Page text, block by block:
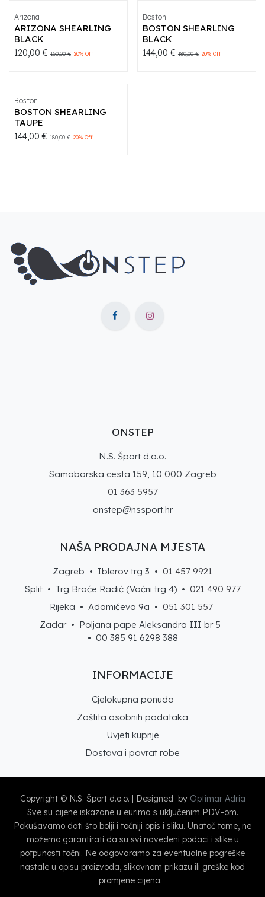
Arizona
ARIZONA SHEARLING
BLACK
120,00 € 150,00€ 20% Off
Boston
BOSTON SHEARLING
BLACK
144,00 € 180,00€ 20% Off
Boston
BOSTON SHEARLING
TAUPE
144,00 € 180,00€ 20% Off
ONSTEP
N.S. Šport d.o.o.
Samoborska cesta 159, 10 000 Zagreb
01 363 5957
onstep@nssport.hr
INFORMACIJE
Cjelokupna ponuda
Zaštita osobnih podataka
Uvjeti kupnje
Dostava i povrat robe
NAŠA PRODAJNA MJESTA
Zagreb • Iblerov trg 3 • 01 457 9921
Split • Trg Braće Radić (Voćni trg 4) • 021 490 977
Rijeka • Adamićeva 9a • 051 301 557
Zadar • Poljana pape Aleksandra III br 5
• 00 385 91 6298 388
Copyright © N.S. Šport d.o.o. | Designed by Optimar Adria
Sve su cijene iskazane u eurima s uključenim PDV-om.
Pokušavamo dati što bolji i točniji opis i sliku. Unatoč tome, ne
možemo garantirati da su svi navedeni podaci i slike u
potpunosti točni. Ne odgovaramo za eventualne pogreške
nastale u opisu proizvoda, slikovnom prikazu ili greške kod
promjene cijena.